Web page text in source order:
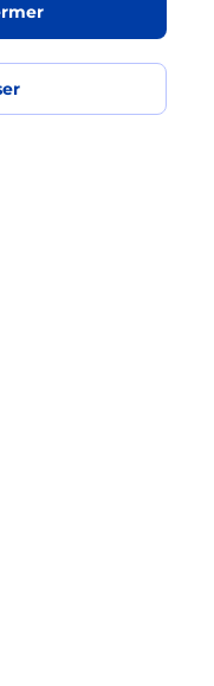
iPhone
Mobile